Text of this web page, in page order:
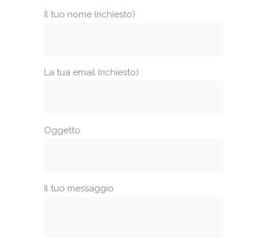
Il tuo nome (richiesto)
La tua email (richiesto)
Oggetto
Il tuo messaggio